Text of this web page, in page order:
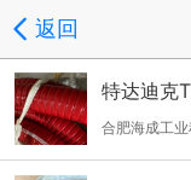
返回
特达迪克
合肥海成工